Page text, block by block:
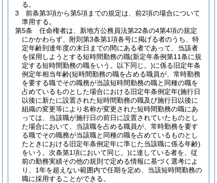
る。
3
前条第3項から第5項までの規定は、前2項の場合について
準用する。
第5条
任命権者は、新地方公務員法第22条の4第4項の規定
にかかわらず、附則第3条第1項各号に掲げる者のうち、特
定年齢到達年度の末日までの間にある者であって、当該者
を採用しようとする短時間勤務の職(新定年条例第11条に規
定する短時間勤務の職をいう。以下同じ。)に係る旧定年条
例定年相当年齢(短時間勤務の職を占める職員が、常時勤務
を要する職でその職務が当該短時間勤務の職と同種の職を
占めているものとした場合における旧定年条例定年(施行日
以後に新たに設置された短時間勤務の職及び施行日以後に
組織の変更等により名称が変更された短時間勤務の職にあ
っては、当該職が施行日の前日に設置されていたものとし
た場合において、当該職を占める職員が、常時勤務を要す
る職でその職務が当該職と同種の職を占めているものとし
たときにおける旧定年条例定年に準じた当該職に係る年齢)
をいう。次条第1項において同じ。)に達している者を、従
前の勤務実績その他の規則で定める情報に基づく選考によ
り、1年を超えない範囲内で任期を定め、当該短時間勤務の
職に採用することができる。